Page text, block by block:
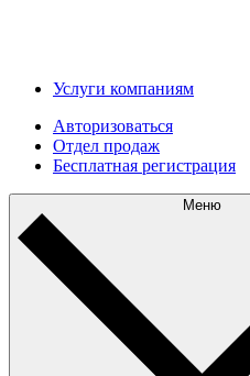
Услуги компаниям
Авторизоваться
Отдел продаж
Бесплатная регистрация
Меню